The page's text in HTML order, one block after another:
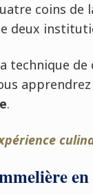
coins de
deux
technique
.